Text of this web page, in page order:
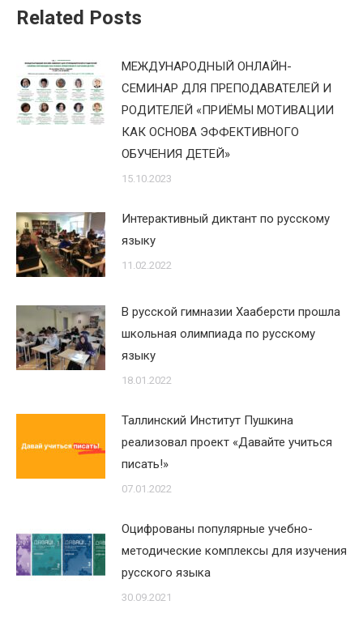
Related Posts
МЕЖДУНАРОДНЫЙ ОНЛАЙН-
СЕМИНАР ДЛЯ ПРЕПОДАВАТЕЛЕЙ И
РОДИТЕЛЕЙ «ПРИЁМЫ МОТИВАЦИИ
КАК ОСНОВА ЭФФЕКТИВНОГО
ОБУЧЕНИЯ ДЕТЕЙ»
15.10.2023
Интерактивный диктант по русскому
языку
11.02.2022
В русской гимназии Хааберсти прошла
школьная олимпиада по русскому
языку
18.01.2022
Таллинский Институт Пушкина
реализовал проект «Давайте учиться
писать!»
07.01.2022
Оцифрованы популярные учебно-
методические комплексы для изучения
русского языка
30.09.2021